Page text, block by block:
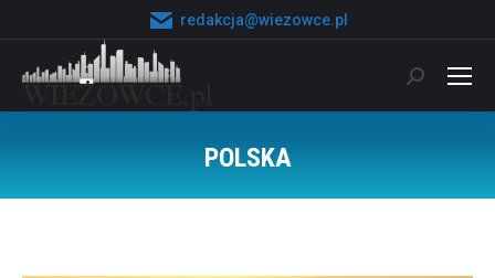
redakcja@wiezowce.pl
Szukaj:
POLSKA